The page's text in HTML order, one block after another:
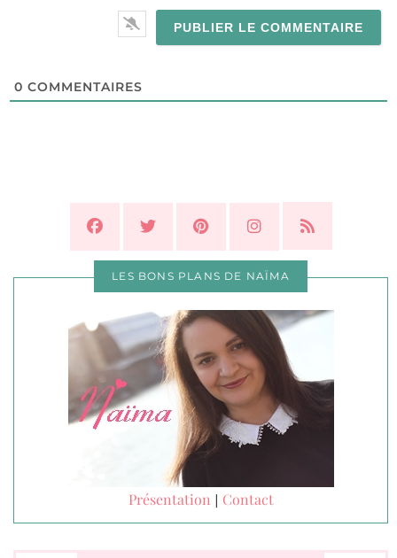
0 COMMENTAIRES
LES BONS PLANS DE NAÏMA
Présentation | Contact